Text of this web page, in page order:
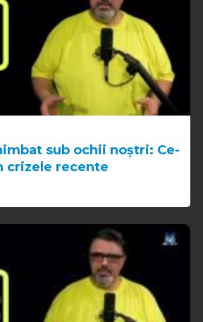
sub ochii noștri: Ce-
crizele recente